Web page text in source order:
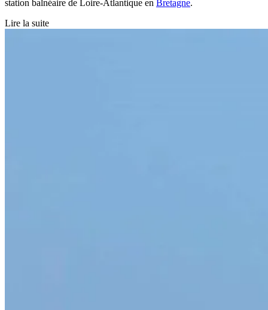
station balnéaire de Loire-Atlantique en Bretagne.
Lire la suite